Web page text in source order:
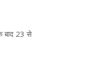
बाद 23 से